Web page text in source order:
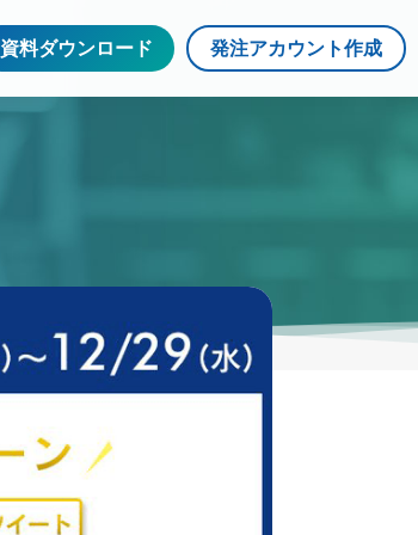
資料ダウンロード 発注アカウント作成